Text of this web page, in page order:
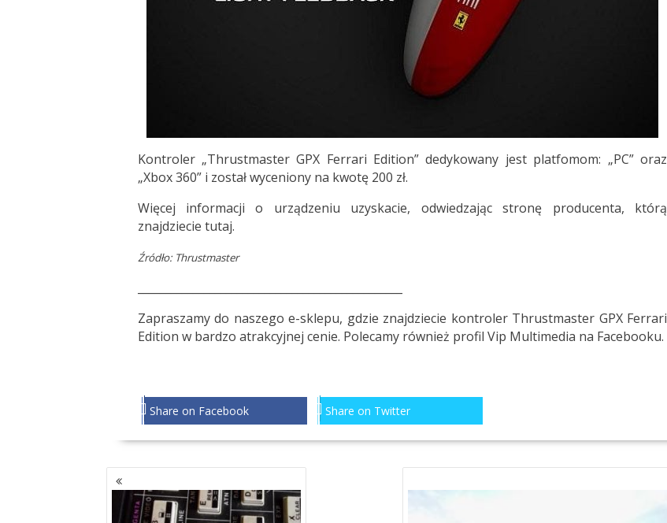
Kontroler „Thrustmaster GPX Ferrari Edition” dedykowany jest platfomom: „PC” oraz
„Xbox 360” i został wyceniony na kwotę 200 zł.
Więcej informacji o urządzeniu uzyskacie, odwiedzając stronę producenta, którą
znajdziecie tutaj.
Źródło: Thrustmaster
Zapraszamy do naszego e-sklepu, gdzie znajdziecie kontroler Thrustmaster GPX Ferrari
Edition w bardzo atrakcyjnej cenie. Polecamy również profil Vip Multimedia na Facebooku.
Share on Facebook Share on Twitter
NAWIGACJA
PO
WPISACH